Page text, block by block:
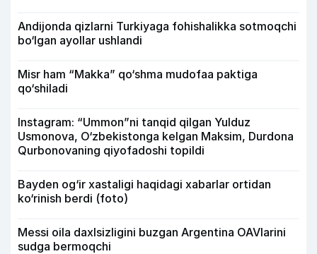
Andijonda qizlarni Turkiyaga fohishalikka sotmoqchi
bo‘lgan ayollar ushlandi
Misr ham “Makka” qo‘shma mudofaa paktiga
qo‘shiladi
Instagram: “Ummon”ni tanqid qilgan Yulduz
Usmonova, O‘zbekistonga kelgan Maksim, Durdona
Qurbonovaning qiyofadoshi topildi
Bayden og‘ir xastaligi haqidagi xabarlar ortidan
ko‘rinish berdi (foto)
Messi oila daxlsizligini buzgan Argentina OAVlarini
sudga bermoqchi